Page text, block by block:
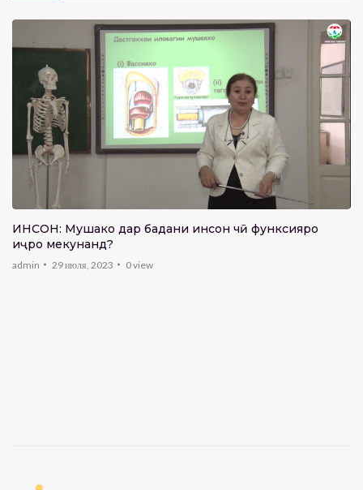
ИНСОН: Мушакҳо дар бадани инсон чӣ функсияро
иҷро мекунанд?
admin 29 июля, 2023 0view